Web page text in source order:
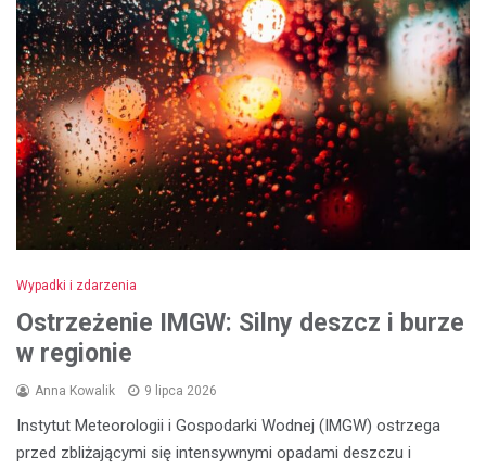
Wypadki i zdarzenia
Ostrzeżenie IMGW: Silny deszcz i burze
w regionie
Anna Kowalik 9 lipca 2026
Instytut Meteorologii i Gospodarki Wodnej (IMGW) ostrzega
przed zbliżającymi się intensywnymi opadami deszczu i